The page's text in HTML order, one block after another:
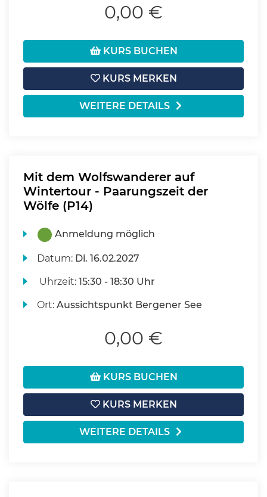
0,00 €
KURS BUCHEN
KURS MERKEN
WEITERE DETAILS
Mit dem Wolfswanderer auf
Wintertour - Paarungszeit der
Wölfe (P14)
Anmeldung möglich
Datum: Di. 16.02.2027
Uhrzeit:15:30 - 18:30 Uhr
Ort:Aussichtspunkt Bergener See
0,00 €
KURS BUCHEN
KURS MERKEN
WEITERE DETAILS